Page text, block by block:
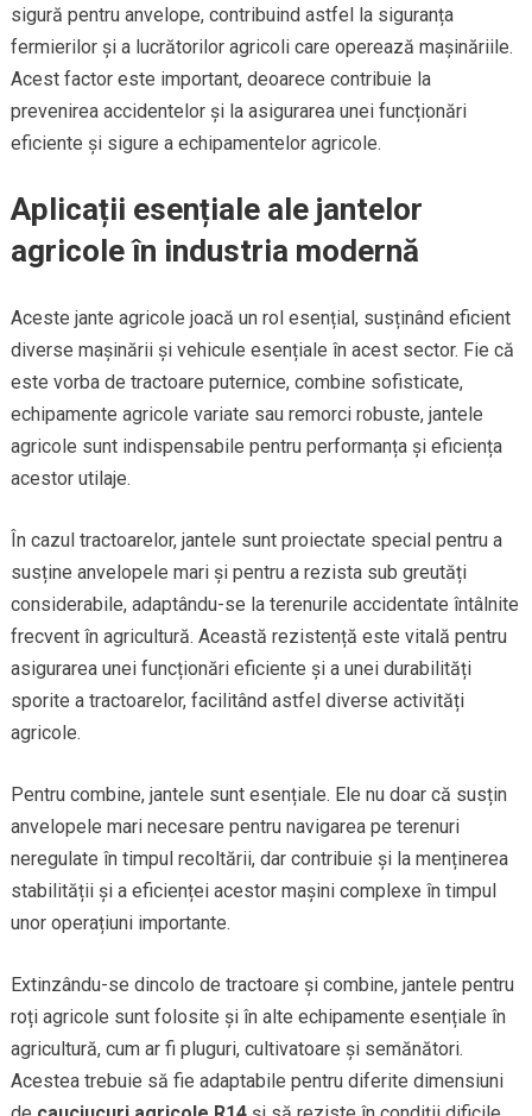
sigură pentru anvelope, contribuind astfel la siguranța
fermierilor și a lucrătorilor agricoli care operează mașinăriile.
Acest factor este important, deoarece contribuie la
prevenirea accidentelor și la asigurarea unei funcționări
eficiente și sigure a echipamentelor agricole.
Aplicații esențiale ale jantelor
agricole în industria modernă
Aceste jante agricole joacă un rol esențial, susținând eficient
diverse mașinării și vehicule esențiale în acest sector. Fie că
este vorba de tractoare puternice, combine sofisticate,
echipamente agricole variate sau remorci robuste, jantele
agricole sunt indispensabile pentru performanța și eficiența
acestor utilaje.
În cazul tractoarelor, jantele sunt proiectate special pentru a
susține anvelopele mari și pentru a rezista sub greutăți
considerabile, adaptându-se la terenurile accidentate întâlnite
frecvent în agricultură. Această rezistență este vitală pentru
asigurarea unei funcționări eficiente și a unei durabilități
sporite a tractoarelor, facilitând astfel diverse activități
agricole.
Pentru combine, jantele sunt esențiale. Ele nu doar că susțin
anvelopele mari necesare pentru navigarea pe terenuri
neregulate în timpul recoltării, dar contribuie și la menținerea
stabilității și a eficienței acestor mașini complexe în timpul
unor operațiuni importante.
Extinzându-se dincolo de tractoare și combine, jantele pentru
roți agricole sunt folosite și în alte echipamente esențiale în
agricultură, cum ar fi pluguri, cultivatoare și semănători.
Acestea trebuie să fie adaptabile pentru diferite dimensiuni